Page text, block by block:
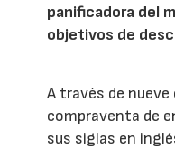
panificadora del
objetivos de
A través de
compraventa de
sus siglas en